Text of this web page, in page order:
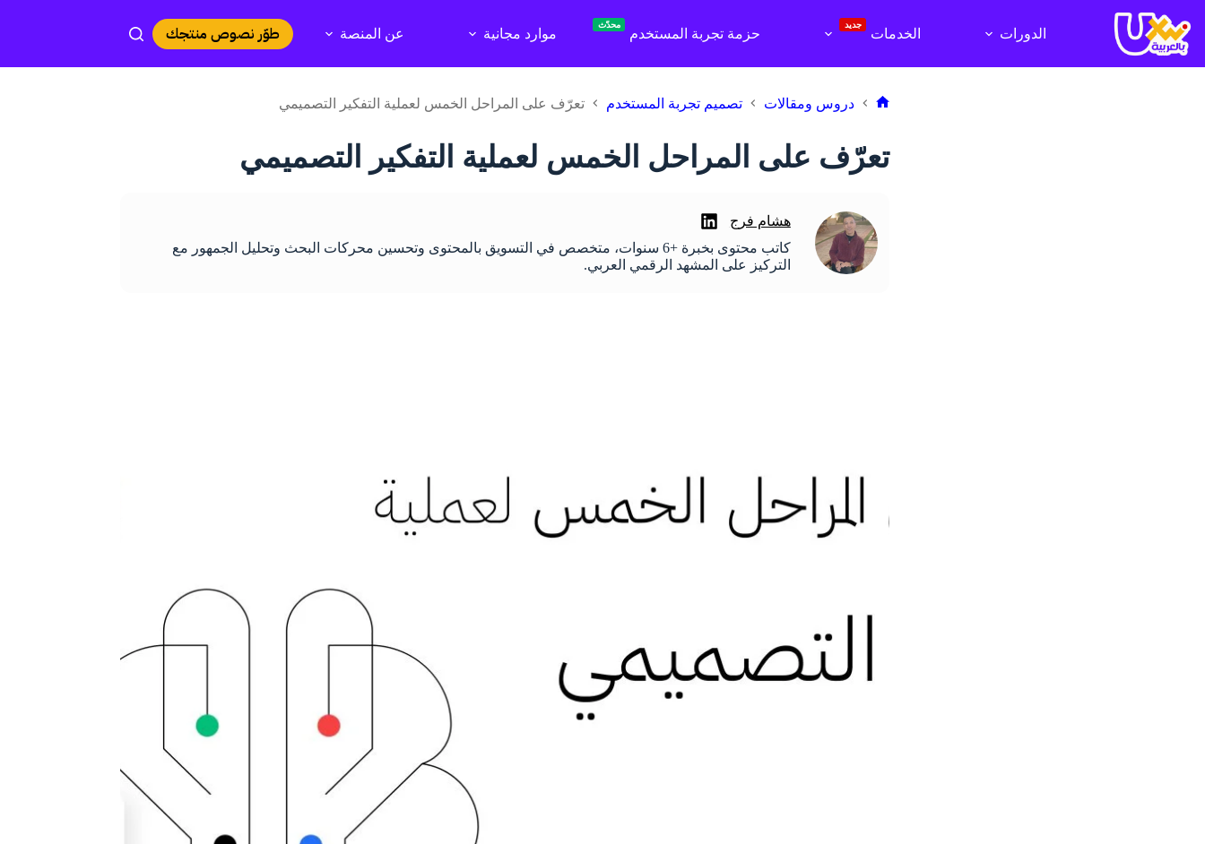
إلى
المحتوى
الدورات الخدمات
جديد
حزمة تجربة المستخدم
محدّث
موارد مجانية عن المنصة طوّر نصوص منتجك
دروس ومقالات تصميم تجربة المستخدم تعرّف على المراحل الخمس لعملية التفكير التصميمي
تعرّف على المراحل الخمس لعملية التفكير التصميمي
هشام فرج
كاتب محتوى بخبرة +6 سنوات، متخصص في التسويق بالمحتوى وتحسين محركات البحث وتحليل الجمهور مع
التركيز على المشهد الرقمي العربي.